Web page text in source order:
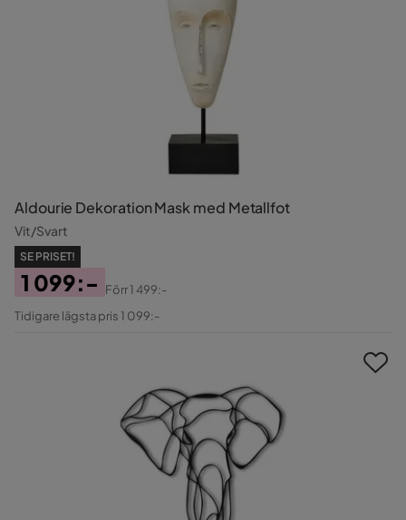
Aldourie Dekoration Mask med Metallfot
Vit/Svart
SE PRISET!
Pris
1 099:-
Original
Förr1 499:-
Tidigare lägsta pris 1 099:-